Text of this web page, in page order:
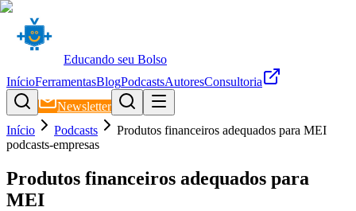
Educando seu Bolso
InícioFerramentasBlogPodcastsAutoresConsultoria
Newsletter
Início
Podcasts
Produtos financeiros adequados para MEI
podcasts-empresas
Produtos financeiros adequados para
MEI